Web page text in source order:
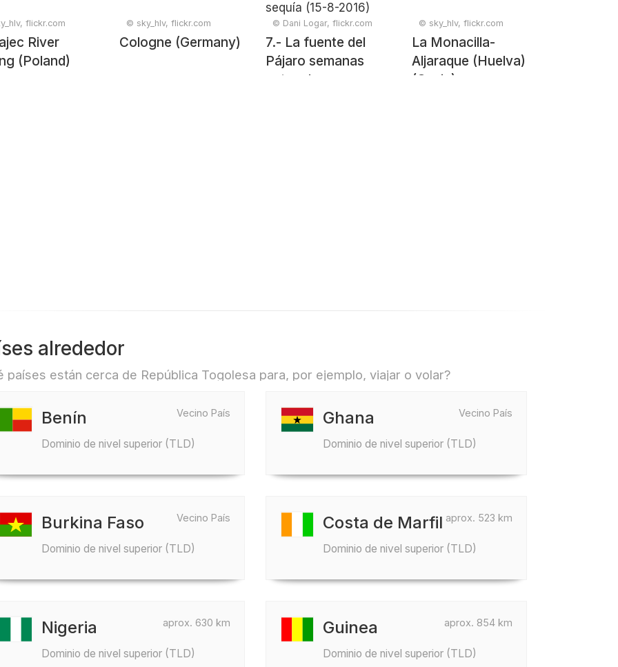
flickr.com
River
(Poland)
© sky_hlv, flickr.com
Cologne (Germany)
© Dani Logar, flickr.com
7.- La fuente del
Pájaro semanas
antes de su
© sky_hlv, flickr.com
La Monacilla-
Aljaraque (Huelva)
(Spain)
alrededor
países están cerca de República Togolesa para, por ejemplo, viajar o volar?
Vecino País
Benín
Dominio de nivel superior (TLD)
Vecino País
Ghana
Dominio de nivel superior (TLD)
Vecino País
Burkina Faso
Dominio de nivel superior (TLD)
aprox. 523 km
Costa de Marfil
Dominio de nivel superior (TLD)
aprox. 630 km
Nigeria
Dominio de nivel superior (TLD)
aprox. 854 km
Guinea
Dominio de nivel superior (TLD)